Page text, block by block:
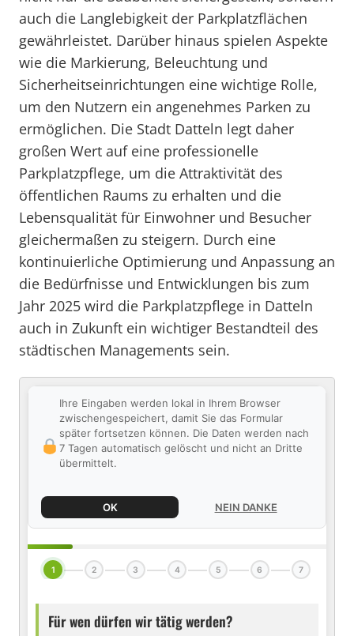
auch die Langlebigkeit der Parkplatzflächen
gewährleistet. Darüber hinaus spielen Aspekte
wie die Markierung, Beleuchtung und
Sicherheitseinrichtungen eine wichtige Rolle,
um den Nutzern ein angenehmes Parken zu
ermöglichen. Die Stadt Datteln legt daher
großen Wert auf eine professionelle
Parkplatzpflege, um die Attraktivität des
öffentlichen Raums zu erhalten und die
Lebensqualität für Einwohner und Besucher
gleichermaßen zu steigern. Durch eine
kontinuierliche Optimierung und Anpassung an
die Bedürfnisse und Entwicklungen bis zum
Jahr 2025 wird die Parkplatzpflege in Datteln
auch in Zukunft ein wichtiger Bestandteil des
städtischen Managements sein.
Ihre Eingaben werden lokal in Ihrem Browser
zwischengespeichert, damit Sie das Formular
später fortsetzen können. Die Daten werden nach
7 Tagen automatisch gelöscht und nicht an Dritte
übermittelt.
OK NEIN DANKE
1 2 3 4 5 6 7
Für wen dürfen wir tätig werden?